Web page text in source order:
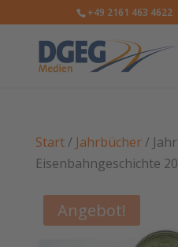
+49 2161 463 4622
Start/ Jahrbücher/
Eisenbahngeschichte
Angebot!